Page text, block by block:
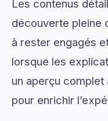
Les contenus
découverte pleine
à rester engagés
lorsque les
un aperçu
pour enrichir